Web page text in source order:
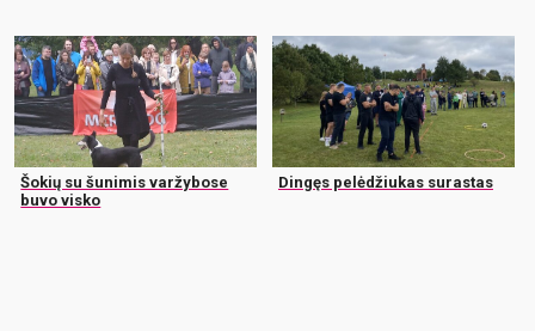
Šokių su šunimis varžybose
buvo visko
Dingęs pelėdžiukas surastas